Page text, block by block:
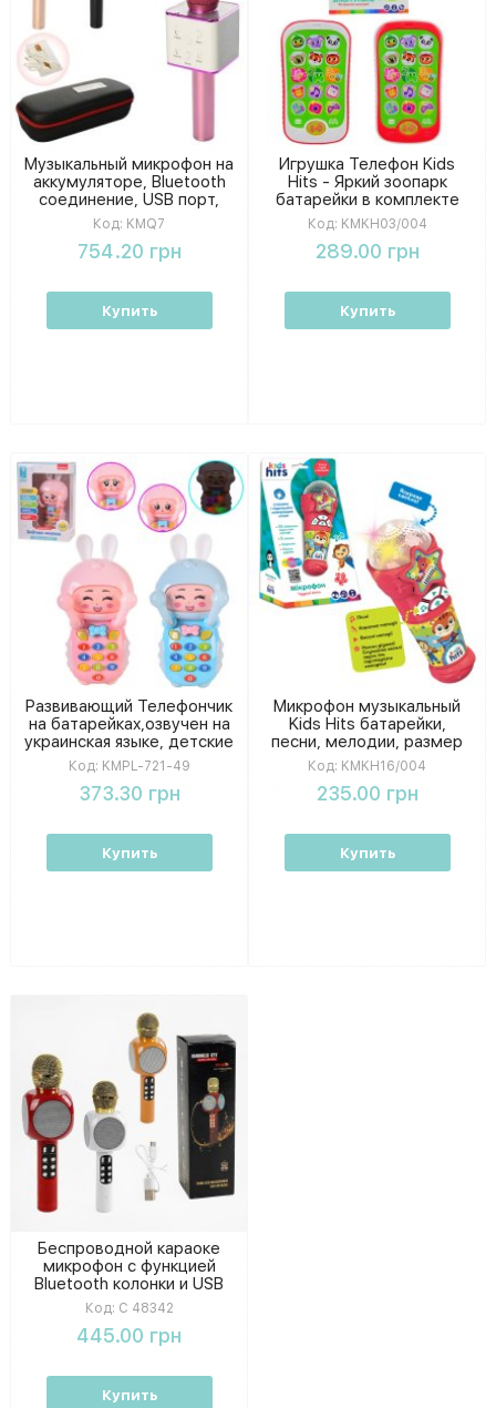
Музыкальный микрофон на
аккумуляторе, Bluetooth
соединение, USB порт,
микс цветов, в футляре,
28-11,5-7 см
Код: KMQ7
754.20 грн
Купить
Игрушка Телефон Kids
Hits - Яркий зоопарк
батарейки в комплекте
KMKH03/004
Код: KMKH03/004
289.00 грн
Купить
Развивающий Телефончик
на батарейках,озвучен на
украинская языке, детские
песенки, звук, свет KMPL-
721-49
Код: KMPL-721-49
373.30 грн
Купить
Микрофон музыкальный
Kids Hits батарейки,
песни, мелодии, размер
6,7*17*6,7см, в коробке
KMKH16/004
Код: KMKH16/004
235.00 грн
Купить
Беспроводной караоке
микрофон с функцией
Bluetooth колонки и USB
разъемом, детский
музыкальный микрофон, в
ассортименте 3 цвета, в
Код: С 48342
445.00 грн
Купить